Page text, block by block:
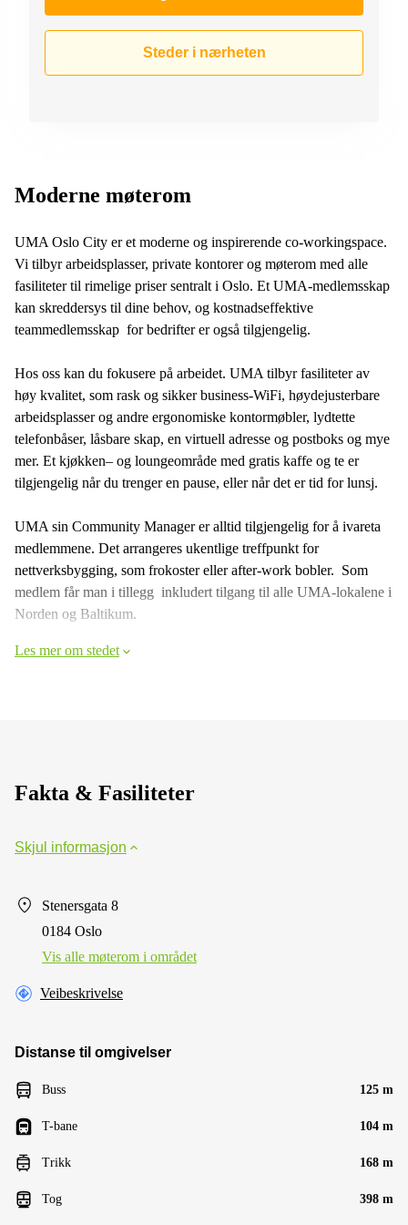
Steder i nærheten
Moderne møterom
UMA Oslo City er et moderne og inspirerende co-workingspace.
Vi tilbyr arbeidsplasser, private kontorer og møterom med alle
fasiliteter til rimelige priser sentralt i Oslo. Et UMA-medlemsskap
kan skreddersys til dine behov, og kostnadseffektive
teammedlemsskap for bedrifter er også tilgjengelig.
Hos oss kan du fokusere på arbeidet. UMA tilbyr fasiliteter av
høy kvalitet, som rask og sikker business-WiFi, høydejusterbare
arbeidsplasser og andre ergonomiske kontormøbler, lydtette
telefonbåser, låsbare skap, en virtuell adresse og postboks og mye
mer. Et kjøkken– og loungeområde med gratis kaffe og te er
tilgjengelig når du trenger en pause, eller når det er tid for lunsj.
UMA sin Community Manager er alltid tilgjengelig for å ivareta
medlemmene. Det arrangeres ukentlige treffpunkt for
nettverksbygging, som frokoster eller after-work bobler. Som
medlem får man i tillegg inkludert tilgang til alle UMA-lokalene i
Norden og Baltikum.
Les mer om stedet
Fakta & Fasiliteter
Skjul informasjon
Stenersgata 8
0184 Oslo
Vis alle møterom i området
Veibeskrivelse
Distanse til omgivelser
Buss 125 m
T-bane 104 m
Trikk 168 m
Tog 398 m